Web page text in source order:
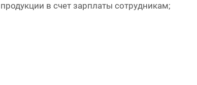
в счет зарплаты сотрудникам;